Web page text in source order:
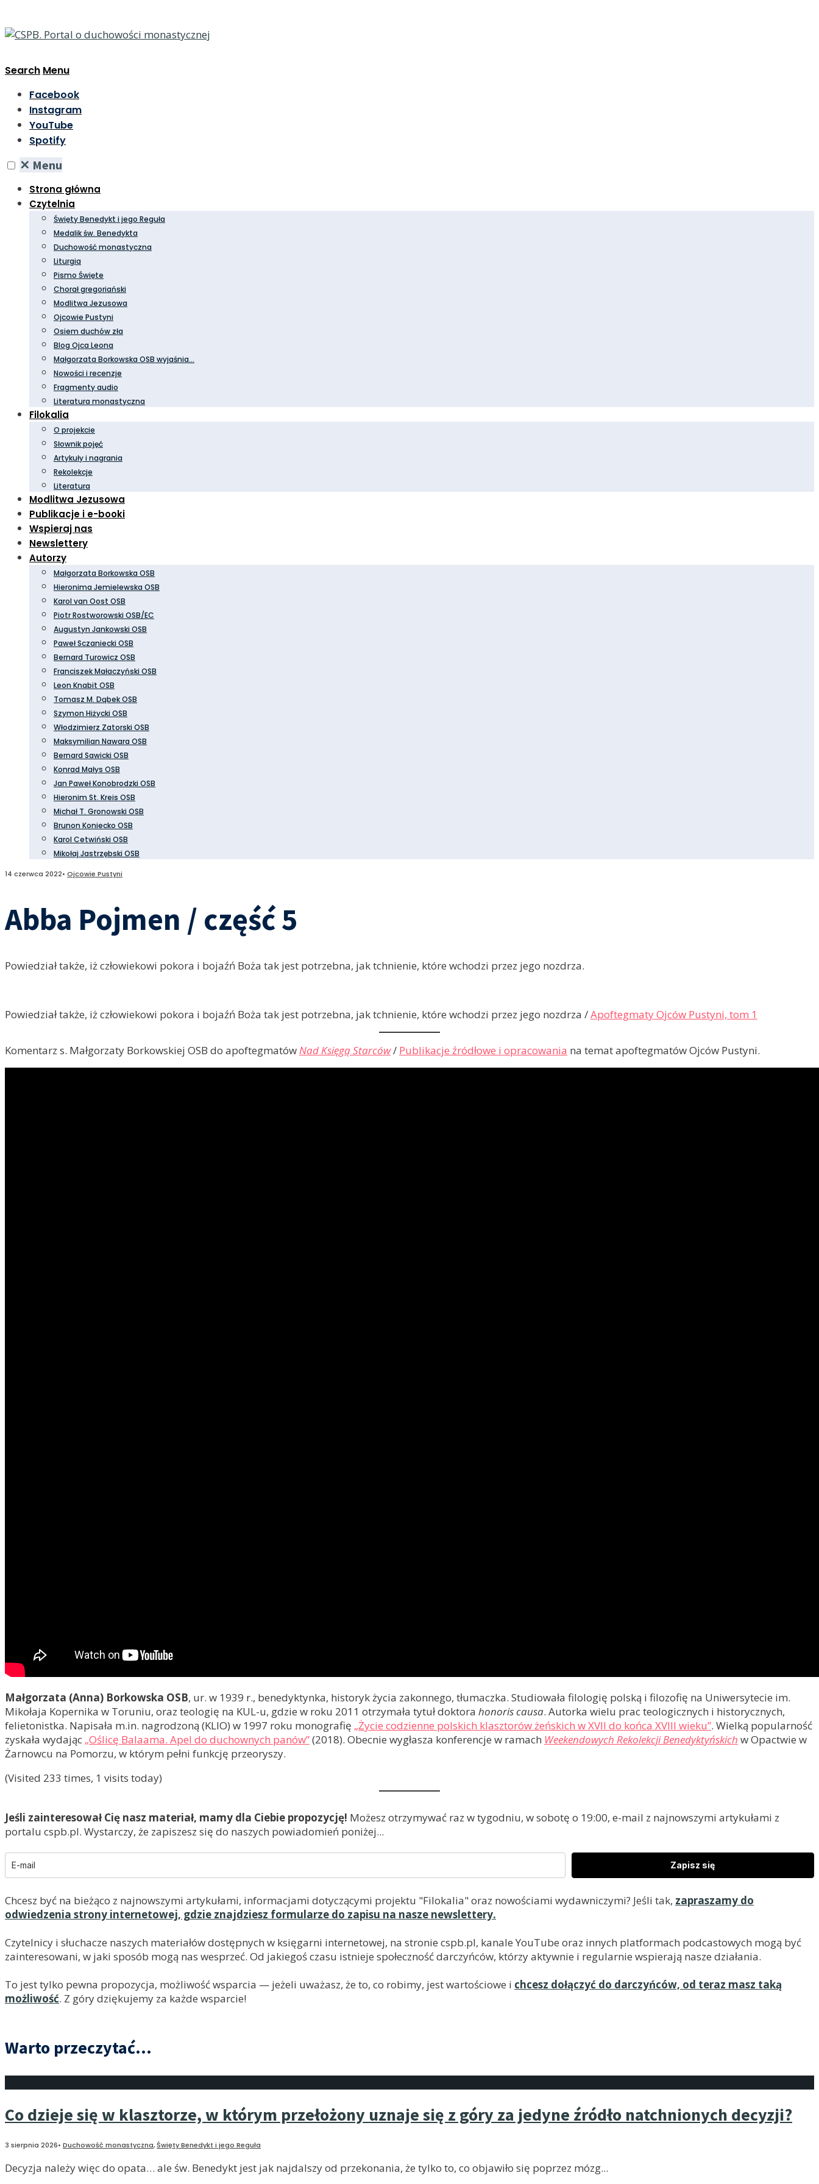
Search Menu
Facebook
Instagram
YouTube
Spotify
✕ Menu
Strona główna
Czytelnia
Święty Benedykt i jego Reguła
Medalik św. Benedykta
Duchowość monastyczna
Liturgia
Pismo Święte
Chorał gregoriański
Modlitwa Jezusowa
Ojcowie Pustyni
Osiem duchów zła
Blog Ojca Leona
Małgorzata Borkowska OSB wyjaśnia…
Nowości i recenzje
Fragmenty audio
Literatura monastyczna
Filokalia
O projekcie
Słownik pojęć
Artykuły i nagrania
Rekolekcje
Literatura
Modlitwa Jezusowa
Publikacje i e-booki
Wspieraj nas
Newslettery
Autorzy
Małgorzata Borkowska OSB
Hieronima Jemielewska OSB
Karol van Oost OSB
Piotr Rostworowski OSB/EC
Augustyn Jankowski OSB
Paweł Sczaniecki OSB
Bernard Turowicz OSB
Franciszek Małaczyński OSB
Leon Knabit OSB
Tomasz M. Dąbek OSB
Szymon Hiżycki OSB
Włodzimierz Zatorski OSB
Maksymilian Nawara OSB
Bernard Sawicki OSB
Konrad Małys OSB
Jan Paweł Konobrodzki OSB
Hieronim St. Kreis OSB
Michał T. Gronowski OSB
Brunon Koniecko OSB
Karol Cetwiński OSB
Mikołaj Jastrzębski OSB
14 czerwca 2022• Ojcowie Pustyni
Abba Pojmen / część 5
Powiedział także, iż człowiekowi pokora i bojaźń Boża tak jest potrzebna, jak tchnienie, które wchodzi przez jego nozdrza.
Powiedział także, iż człowiekowi pokora i bojaźń Boża tak jest potrzebna, jak tchnienie, które wchodzi przez jego nozdrza /Apoftegmaty Ojców Pustyni, tom 1
Komentarz s. Małgorzaty Borkowskiej OSB do apoftegmatówNad Księgą Starców/ Publikacje źródłowe i opracowania na temat apoftegmatów Ojców Pustyni.
Małgorzata (Anna) Borkowska OSB, ur. w 1939 r., benedyktynka, historyk życia zakonnego, tłumaczka. Studiowała filologię polską i filozofię na Uniwersytecie im.
Mikołaja Kopernika w Toruniu, oraz teologię na KUL-u, gdzie w roku 2011 otrzymała tytuł doktora honoris causa. Autorka wielu prac teologicznych i historycznych,
felietonistka. Napisała m.in. nagrodzoną (KLIO) w 1997 roku monografię „Życie codzienne polskich klasztorów żeńskich w XVII do końca XVIII wieku”. Wielką popularność
zyskała wydając „Oślicę Balaama. Apel do duchownych panów”(2018). Obecnie wygłasza konferencje w ramach Weekendowych Rekolekcji Benedyktyńskich w Opactwie w
Żarnowcu na Pomorzu, w którym pełni funkcję przeoryszy.
(Visited 233 times, 1 visits today)
Jeśli zainteresował Cię nasz materiał, mamy dla Ciebie propozycję! Możesz otrzymywać raz w tygodniu, w sobotę o 19:00, e-mail z najnowszymi artykułami z
portalu cspb.pl. Wystarczy, że zapiszesz się do naszych powiadomień poniżej...
Zapisz się
Chcesz być na bieżąco z najnowszymi artykułami, informacjami dotyczącymi projektu "Filokalia" oraz nowościami wydawniczymi? Jeśli tak, zapraszamy do
odwiedzenia strony internetowej, gdzie znajdziesz formularze do zapisu na nasze newslettery.
Czytelnicy i słuchacze naszych materiałów dostępnych w księgarni internetowej, na stronie cspb.pl, kanale YouTube oraz innych platformach podcastowych mogą być
zainteresowani, w jaki sposób mogą nas wesprzeć. Od jakiegoś czasu istnieje społeczność darczyńców, którzy aktywnie i regularnie wspierają nasze działania.
To jest tylko pewna propozycja, możliwość wsparcia — jeżeli uważasz, że to, co robimy, jest wartościowe i chcesz dołączyć do darczyńców, od teraz masz taką
możliwość. Z góry dziękujemy za każde wsparcie!
Warto przeczytać...
Co dzieje się w klasztorze, w którym przełożony uznaje się z góry za jedyne źródło natchnionych decyzji?
3 sierpnia 2026• Duchowość monastyczna,Święty Benedykt i jego Reguła
Decyzja należy więc do opata… ale św. Benedykt jest jak najdalszy od przekonania, że tylko to, co objawiło się poprzez mózg...